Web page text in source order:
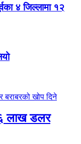
४ जिल्लामा १२
लाख डलर